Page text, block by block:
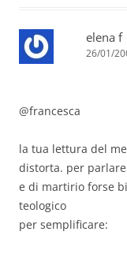
elena f
26/01/
@francesca
la tua lettura del
distorta. per
e di martirio forse
teologico
per semplificare: